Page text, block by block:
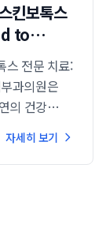
킨보톡스
to
스 전문 치료:
과의원은
의 건강
니...
자세히 보기